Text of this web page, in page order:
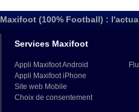
Maxifoot (100% Football) :
Services Maxifoot
Appli Maxifoot Android
Appli Maxifoot iPhone
Site web Mobile
Choix de consentement